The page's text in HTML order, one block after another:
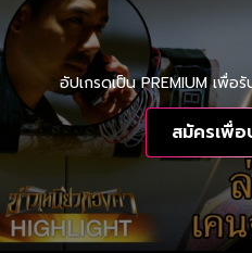
อัปเกรดเป็น PREMIUM เพื่
สมัครเพื่